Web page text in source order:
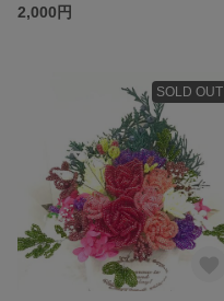
2,000円
SOLD OUT